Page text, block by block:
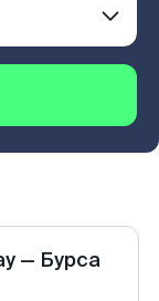
— Бурса